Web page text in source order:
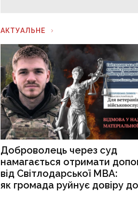
АКТУАЛЬНЕ
Доброволець через суд
намагається отримати
від Світлодарської МВА:
як громада руйнує довіру